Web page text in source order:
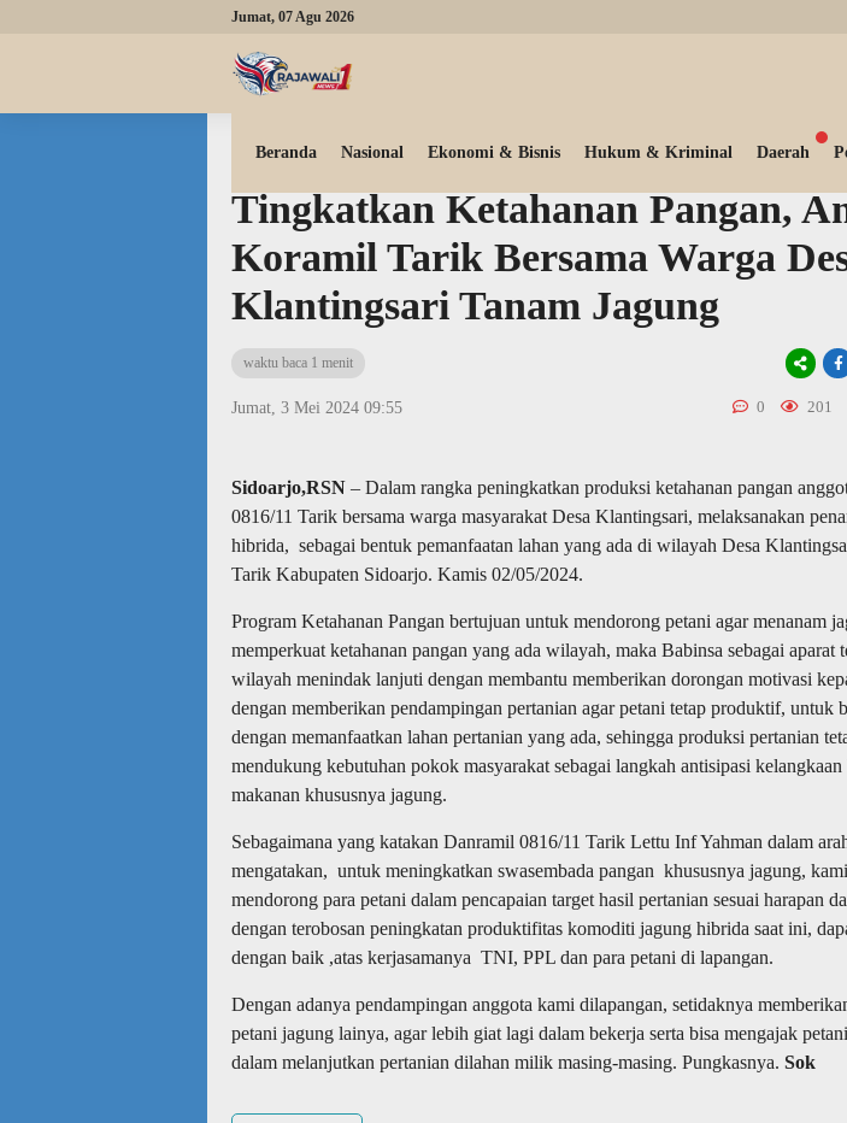
Jumat, 07 Agu 2026
Beranda Nasional Ekonomi & Bisnis Hukum & Kriminal Daerah
Tingkatkan Ketahanan Pangan,
Koramil Tarik Bersama Warga
Klantingsari Tanam Jagung
waktu baca 1 menit
Jumat, 3 Mei 2024 09:55 0 201
Sidoarjo,RSN – Dalam rangka peningkatkan produksi ketahanan pangan
0816/11 Tarik bersama warga masyarakat Desa Klantingsari, melaksanakan
hibrida, sebagai bentuk pemanfaatan lahan yang ada di wilayah Desa
Tarik Kabupaten Sidoarjo. Kamis 02/05/2024.
Program Ketahanan Pangan bertujuan untuk mendorong petani agar menanam
memperkuat ketahanan pangan yang ada wilayah, maka Babinsa sebagai aparat
wilayah menindak lanjuti dengan membantu memberikan dorongan motivasi
dengan memberikan pendampingan pertanian agar petani tetap produktif, untuk
dengan memanfaatkan lahan pertanian yang ada, sehingga produksi pertanian
mendukung kebutuhan pokok masyarakat sebagai langkah antisipasi kelangkaan
makanan khususnya jagung.
Sebagaimana yang katakan Danramil 0816/11 Tarik Lettu Inf Yahman dalam
mengatakan, untuk meningkatkan swasembada pangan khususnya jagung,
mendorong para petani dalam pencapaian target hasil pertanian sesuai harapan
dengan terobosan peningkatan produktifitas komoditi jagung hibrida saat ini,
dengan baik ,atas kerjasamanya TNI, PPL dan para petani di lapangan.
Dengan adanya pendampingan anggota kami dilapangan, setidaknya
petani jagung lainya, agar lebih giat lagi dalam bekerja serta bisa mengajak
dalam melanjutkan pertanian dilahan milik masing-masing. Pungkasnya. Sok